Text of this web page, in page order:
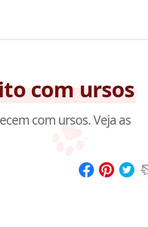
com ursos
com ursos. Veja as